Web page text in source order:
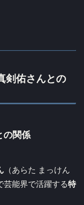
剣佑さんとの
の関係
（あらた まっけん
芸能界で活躍する特